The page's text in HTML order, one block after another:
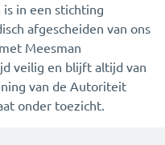
in een stichting
afgescheiden van ons
Meesman
veilig en blijft altijd van
van de Autoriteit
onder toezicht.